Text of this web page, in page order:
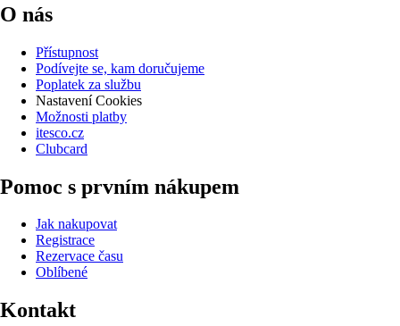
O nás
Přístupnost
Podívejte se, kam doručujeme
Poplatek za službu
Nastavení Cookies
Možnosti platby
itesco.cz
Clubcard
Pomoc s prvním nákupem
Jak nakupovat
Registrace
Rezervace času
Oblíbené
Kontakt